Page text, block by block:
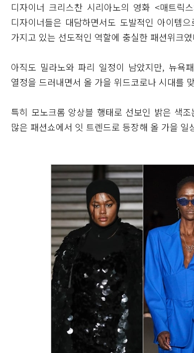
디자이너 크리스찬 시리아노의 영화 <매트릭
디자이너들은 대담하면서도 도발적인 아이템
가지고 있는 선도적인 역할에 충실한 패션위크
아직도 밀라노와 파리 일정이 남았지만, 뉴욕
열정을 드러내면서 올 가을 위드코로나 시대를
특히 모노크롬 앙상블 행태로 선보인 밝은 색
많은 패션쇼에서 잇 트렌드로 등장해 올 가을
닫기